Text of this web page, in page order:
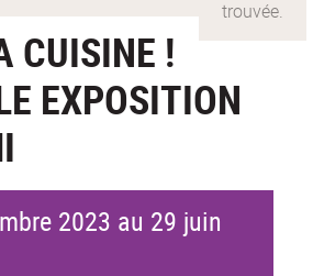
CUISINE !
EXPOSITION
2023 au 29 juin